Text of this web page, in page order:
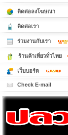
ติดต่อลงโฆษณา
ติดต่อเรา
ร่วมงานกับเรา
ร้านค้าเที่ยวทั่วไทย
เว็บบอร์ด
Check E-mail